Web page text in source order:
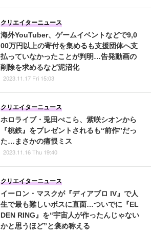
海外YouTuber、ゲームイベントなどで9,0
00万円以上の寄付を集めるも支援団体へ支
払っていなかったことが判明…告発動画の
削除を求めるなど泥沼化
クリエイターニュース
2023.11.17 Fri 15:03
ホロライブ・兎田ぺこら、紫咲シオンから
『桃鉄』をプレゼントされるも“前作”だっ
た…まさかの痛恨ミス
クリエイターニュース
2023.11.16 Thu 19:40
イーロン・マスクが『ディアブロ IV』で人
生で最も難しいボスに直面…ついでに『EL
DEN RING』を“宇宙人が作ったんじゃない
かと思うほど”と褒め称える
クリエイターニュース